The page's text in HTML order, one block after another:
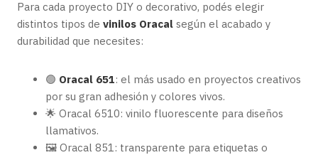
Para cada proyecto DIY o decorativo, podés elegir
distintos tipos de vinilos Oracal según el acabado y
durabilidad que necesites:
🟢 Oracal 651: el más usado en proyectos creativos
por su gran adhesión y colores vivos.
🌟 Oracal 6510: vinilo fluorescente para diseños
llamativos.
🖼️ Oracal 851: transparente para etiquetas o